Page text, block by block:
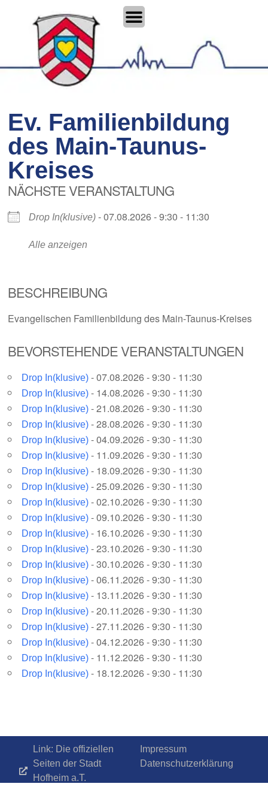
Ev. Familienbildung
des Main-Taunus-
Kreises
NÄCHSTE VERANSTALTUNG
Drop In(klusive) - 07.08.2026 - 9:30 - 11:30
Alle anzeigen
BESCHREIBUNG
Evangelischen Familienbildung des Main-Taunus-Kreises
BEVORSTEHENDE VERANSTALTUNGEN
Drop In(klusive) - 07.08.2026 - 9:30 - 11:30
Drop In(klusive) - 14.08.2026 - 9:30 - 11:30
Drop In(klusive) - 21.08.2026 - 9:30 - 11:30
Drop In(klusive) - 28.08.2026 - 9:30 - 11:30
Drop In(klusive) - 04.09.2026 - 9:30 - 11:30
Drop In(klusive) - 11.09.2026 - 9:30 - 11:30
Drop In(klusive) - 18.09.2026 - 9:30 - 11:30
Drop In(klusive) - 25.09.2026 - 9:30 - 11:30
Drop In(klusive) - 02.10.2026 - 9:30 - 11:30
Drop In(klusive) - 09.10.2026 - 9:30 - 11:30
Drop In(klusive) - 16.10.2026 - 9:30 - 11:30
Drop In(klusive) - 23.10.2026 - 9:30 - 11:30
Drop In(klusive) - 30.10.2026 - 9:30 - 11:30
Drop In(klusive) - 06.11.2026 - 9:30 - 11:30
Drop In(klusive) - 13.11.2026 - 9:30 - 11:30
Drop In(klusive) - 20.11.2026 - 9:30 - 11:30
Drop In(klusive) - 27.11.2026 - 9:30 - 11:30
Drop In(klusive) - 04.12.2026 - 9:30 - 11:30
Drop In(klusive) - 11.12.2026 - 9:30 - 11:30
Drop In(klusive) - 18.12.2026 - 9:30 - 11:30
Link: Die offiziellen
Seiten der Stadt
Hofheim a.T.
Impressum
Datenschutzerklärung